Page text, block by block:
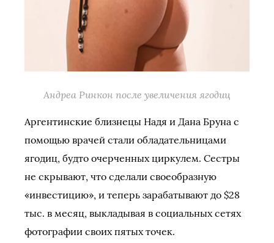
Андреа Ринкон после увеличения ягодиц
Аргентинские близнецы Надя и Дана Бруна с
помощью врачей стали обладательницами
ягодиц, будто очерченных циркулем. Сестры
не скрывают, что сделали своеобразную
«инвестицию», и теперь зарабатывают до $28
тыс. в месяц, выкладывая в социальных сетях
фотографии своих пятых точек.